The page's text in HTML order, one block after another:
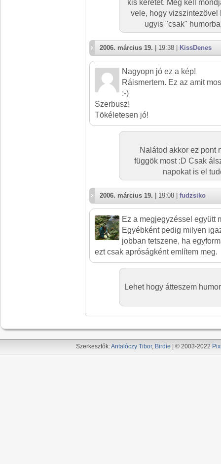
kis keretet. Meg kell
vele, hogy vizszintezövel
ugyis "csak"
2006. március 19. | 19:38 | KissDenes
Nagyopn jó ez a kép!
Ráismertem. Ez az amit
:-)
Szerbusz!
Tökéletesen jó!
Nalátod akkor ez pont
függök most :D Csak
napokat is el
2006. március 19. | 19:08 | fudzsiko
Ez a megjegyzéssel együtt
Egyébként pedig milyen
jobban tetszene, ha
ezt csak apróságként említem meg.
Lehet hogy átteszem
Szerkesztők:Antalóczy Tibor, Birdie | © 2003-2022